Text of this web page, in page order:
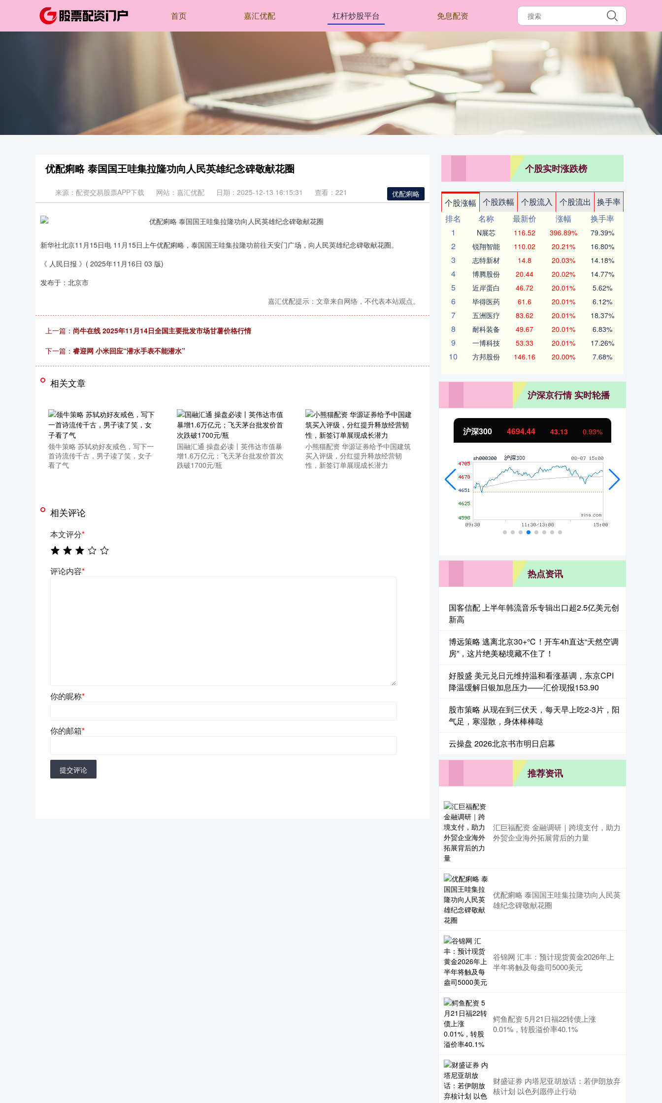
首页 嘉汇优配 杠杆炒股平台 免息配资
优配痢略 泰国国王哇集拉隆功向人民英雄纪念碑敬献花圈
优配痢略
来源：配资交易股票APP下载 网站：嘉汇优配 日期：2025-12-13 16:15:31 查看：221
新华社北京11月15日电 11月15日上午优配痢略，泰国国王哇集拉隆功前往天安门广场，向人民英雄纪念碑敬献花圈。
《 人民日报 》( 2025年11月16日 03 版)
发布于：北京市
嘉汇优配提示：文章来自网络，不代表本站观点。
上一篇： 尚牛在线 2025年11月14日全国主要批发市场甘薯价格行情
下一篇： 睿迎网 小米回应“潜水手表不能潜水”
相关文章
领牛策略 苏轼劝好友戒色，写下一
首诗流传千古，男子读了笑，女子
看了气
国融汇通 操盘必读丨英伟达市值暴
增1.6万亿元；飞天茅台批发价首次
跌破1700元/瓶
小熊猫配资 华源证券给予中国建筑
买入评级，分红提升释放经营韧
性，新签订单展现成长潜力
相关评论
本文评分*
评论内容*
你的昵称*
你的邮箱*
提交评论
个股实时涨跌榜
个股涨幅 个股跌幅 个股流入 个股流出
换手率
排名
名称 最新价 涨幅
换手率
1
N展芯 116.52 396.89% 79.39%
2 锐翔智能 110.02 20.21% 16.80%
3 志特新材 14.8 20.03% 14.18%
4 博腾股份 20.44 20.02% 14.77%
5 近岸蛋白 46.72 20.01% 5.62%
6 毕得医药 61.6 20.01% 6.12%
7 五洲医疗 83.62 20.01% 18.37%
8 耐科装备 49.67 20.01% 6.83%
9 一博科技 53.33 20.01% 17.26%
10 方邦股份 146.16 20.00% 7.68%
沪深京行情 实时轮播
深证成指 14311.01 200.89 1.42% 沪深300 4694.44 43.13 0.93% 北证50 1134.24 11.37 1.01%
热点资讯
国客信配 上半年韩流音乐专辑出口超2.5亿美元创
新高
博远策略 逃离北京30+℃！开车4h直达“天然空调
房”，这片绝美秘境藏不住了！
好股盛 美元兑日元维持温和看涨基调，东京CPI
降温缓解日银加息压力——汇价现报153.90
股市策略 从现在到三伏天，每天早上吃2-3片，阳
气足，寒湿散，身体棒棒哒
云操盘 2026北京书市明日启幕
推荐资讯
汇巨福配资 金融调研｜跨境支付，助力
外贸企业海外拓展背后的力量
优配痢略 泰国国王哇集拉隆功向人民英
雄纪念碑敬献花圈
谷锦网 汇丰：预计现货黄金2026年上
半年将触及每盎司5000美元
鳄鱼配资 5月21日福22转债上涨
0.01%，转股溢价率40.1%
财盛证券 内塔尼亚胡放话：若伊朗放弃
核计划 以色列愿停止行动